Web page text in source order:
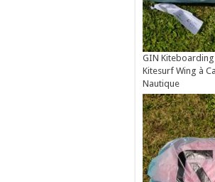
GIN Kiteboarding
Kitesurf Wing à
Nautique